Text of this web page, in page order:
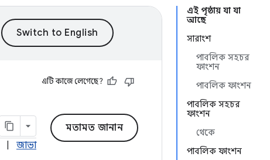
এই পৃষ্ঠায় যা যা
আছে
সারাংশ
পাবলিক সহচর
ফাংশন
পাবলিক ফাংশন
পাবলিক সহচর
ফাংশন
থেকে
পাবলিক ফাংশন
এটি কাজে লেগেছে?
মতামত জানান
জাভা